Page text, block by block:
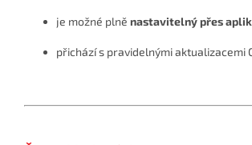
je možné plně nastavitelný přes
přichází s pravidelnými aktualizacemi